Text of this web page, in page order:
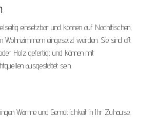
einsetzbar und können auf Nachttischen,
Wohnzimmern eingesetzt werden. Sie sind oft
Holz gefertigt und können mit
ausgestattet sein.
Wärme und Gemütlichkeit in Ihr Zuhause.